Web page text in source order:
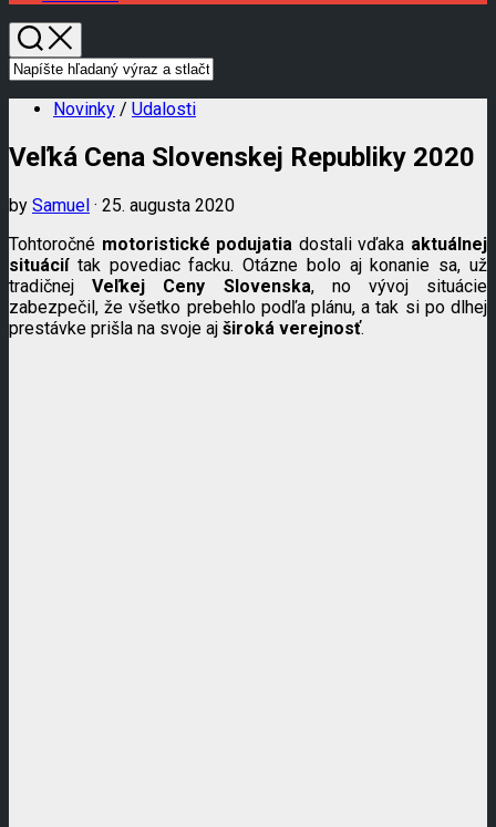
Novinky / Udalosti
Veľká Cena Slovenskej Republiky 2020
by Samuel · 25. augusta 2020
Tohtoročné motoristické podujatia dostali vďaka aktuálnej
situáciítak povediac facku. Otázne bolo aj konanie sa, už
tradičnejVeľkej Ceny Slovenska, no vývoj situácie
zabezpečil, že všetko prebehlo podľa plánu, a tak si po dlhej
prestávke prišla na svoje aj široká verejnosť.